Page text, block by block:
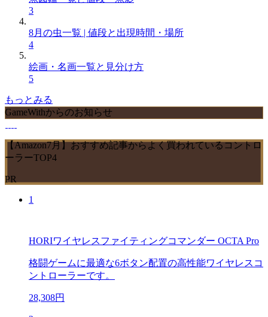
3
8月の虫一覧 | 値段と出現時間・場所
4
絵画・名画一覧と見分け方
5
もっとみる
GameWithからのお知らせ
【Amazon7月】おすすめ記事からよく買われているコントロ
ーラーTOP4
PR
1
HORIワイヤレスファイティングコマンダー OCTA Pro
格闘ゲームに最適な6ボタン配置の高性能ワイヤレスコ
ントローラーです。
28,308円